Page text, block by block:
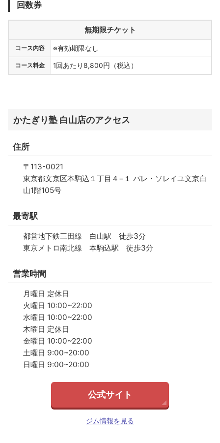
回数券
無期限チケット
コース内容 ※有効期限なし
コース料金 1回あたり8,800円（税込）
かたぎり塾 白山店のアクセス
住所
〒113-0021
東京都文京区本駒込１丁目４−１ パレ・ソレイユ文京白
山1階105号
最寄駅
都営地下鉄三田線 白山駅 徒歩3分
東京メトロ南北線 本駒込駅 徒歩3分
営業時間
月曜日 定休日
火曜日 10:00~22:00
水曜日 10:00~22:00
木曜日 定休日
金曜日 10:00~22:00
土曜日 9:00~20:00
日曜日 9:00~20:00
公式サイト
ジム情報を見る